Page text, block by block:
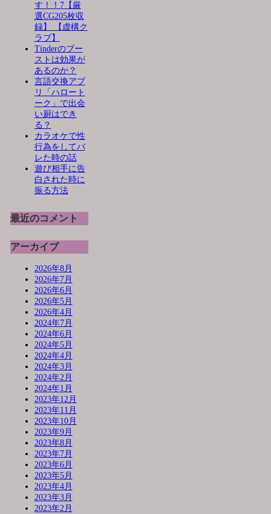
す！！7【厳
選CG205枚収
録】 【虚構ク
ラブ】
Tinderのブー
ストは効果が
あるのか？
言語交換アプ
リ「ハロート
ーク」で出会
い厨はでき
る？
カラオケで性
行為をしてバ
レた時の話
遊び相手に告
白された時に
振る方法
最近のコメント
アーカイブ
2026年8月
2026年7月
2026年6月
2026年5月
2026年4月
2024年7月
2024年6月
2024年5月
2024年4月
2024年3月
2024年2月
2024年1月
2023年12月
2023年11月
2023年10月
2023年9月
2023年8月
2023年7月
2023年6月
2023年5月
2023年4月
2023年3月
2023年2月